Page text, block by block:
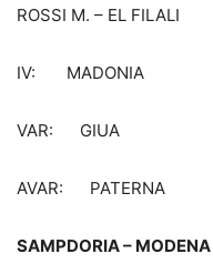
ROSSI M. – EL FILALI
IV: MADONIA
VAR: GIUA
AVAR: PATERNA
SAMPDORIA – MODENA